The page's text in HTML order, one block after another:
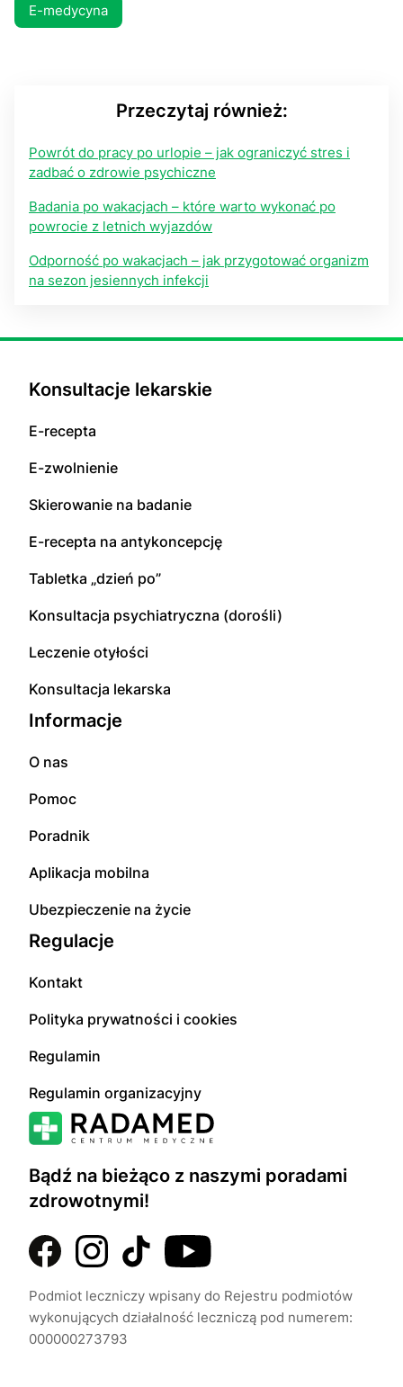
E-medycyna
Przeczytaj również:
Powrót do pracy po urlopie – jak ograniczyć stres i
zadbać o zdrowie psychiczne
Badania po wakacjach – które warto wykonać po
powrocie z letnich wyjazdów
Odporność po wakacjach – jak przygotować organizm
na sezon jesiennych infekcji
Bądź na bieżąco z naszymi poradami
zdrowotnymi!
Podmiot leczniczy wpisany do Rejestru podmiotów
wykonujących działalność leczniczą pod numerem:
000000273793
Konsultacje lekarskie
E-recepta
E-zwolnienie
Skierowanie na badanie
E-recepta na antykoncepcję
Tabletka „dzień po”
Konsultacja psychiatryczna (dorośli)
Leczenie otyłości
Konsultacja lekarska
Informacje
O nas
Pomoc
Poradnik
Aplikacja mobilna
Ubezpieczenie na życie
Regulacje
Kontakt
Polityka prywatności i cookies
Regulamin
Regulamin organizacyjny